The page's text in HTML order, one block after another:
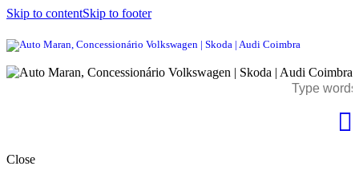
Skip to contentSkip to footer
Close